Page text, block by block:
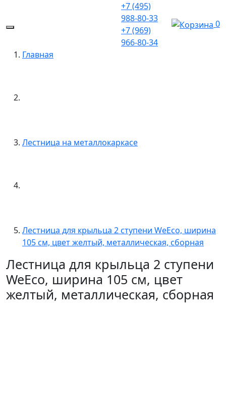
+7 (495)
988-80-33
+7 (969)
966-80-34
0
Главная
Лестница на металлокаркасе
Лестница для крыльца 2 ступени WeEco, ширина
105 см, цвет желтый, металлическая, cборная
Лестница для крыльца 2 ступени
WeEco, ширина 105 см, цвет
желтый, металлическая, cборная